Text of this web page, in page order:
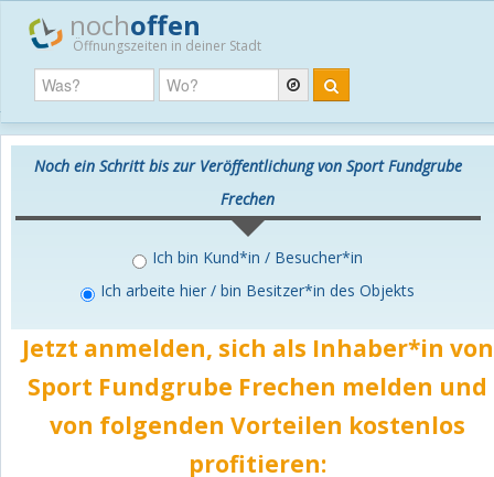
nochoffen
Öffnungszeiten in deiner Stadt
Noch ein Schritt bis zur Veröffentlichung von Sport Fundgrube
Frechen
Ich bin Kund*in / Besucher*in
Ich arbeite hier / bin Besitzer*in des Objekts
Jetzt anmelden, sich als Inhaber*in von
Sport Fundgrube Frechen melden und
von folgenden Vorteilen kostenlos
profitieren: